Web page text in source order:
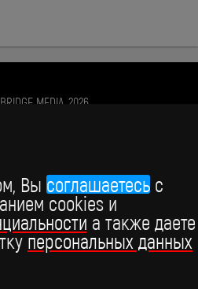
Вы соглашаетесьc
cookies и
а также даете
персональных данных
BRIDGE MEDIA, 2026
BRIDGE MEDIA
BABY TIME